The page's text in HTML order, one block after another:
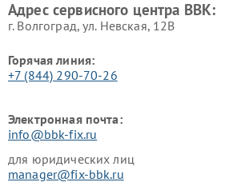
Адрес сервисного центра BBK:
г. Волгоград, ул. Невская, 12В
Горячая линия:
+7 (844) 290-70-26
Электронная почта:
info@bbk-fix.ru
для юридических лиц
manager@fix-bbk.ru